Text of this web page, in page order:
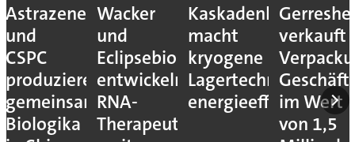
Astrazeneca
und
CSPC
produzieren
gemeinsam
Biologika
Wacker
und
Eclipsebio
entwickeln
RNA-
Therapeutika
Kaskadenkonzept
macht
kryogene
Lagertechnik
energieeffizienter
verkauft
im Wert
von 1,5